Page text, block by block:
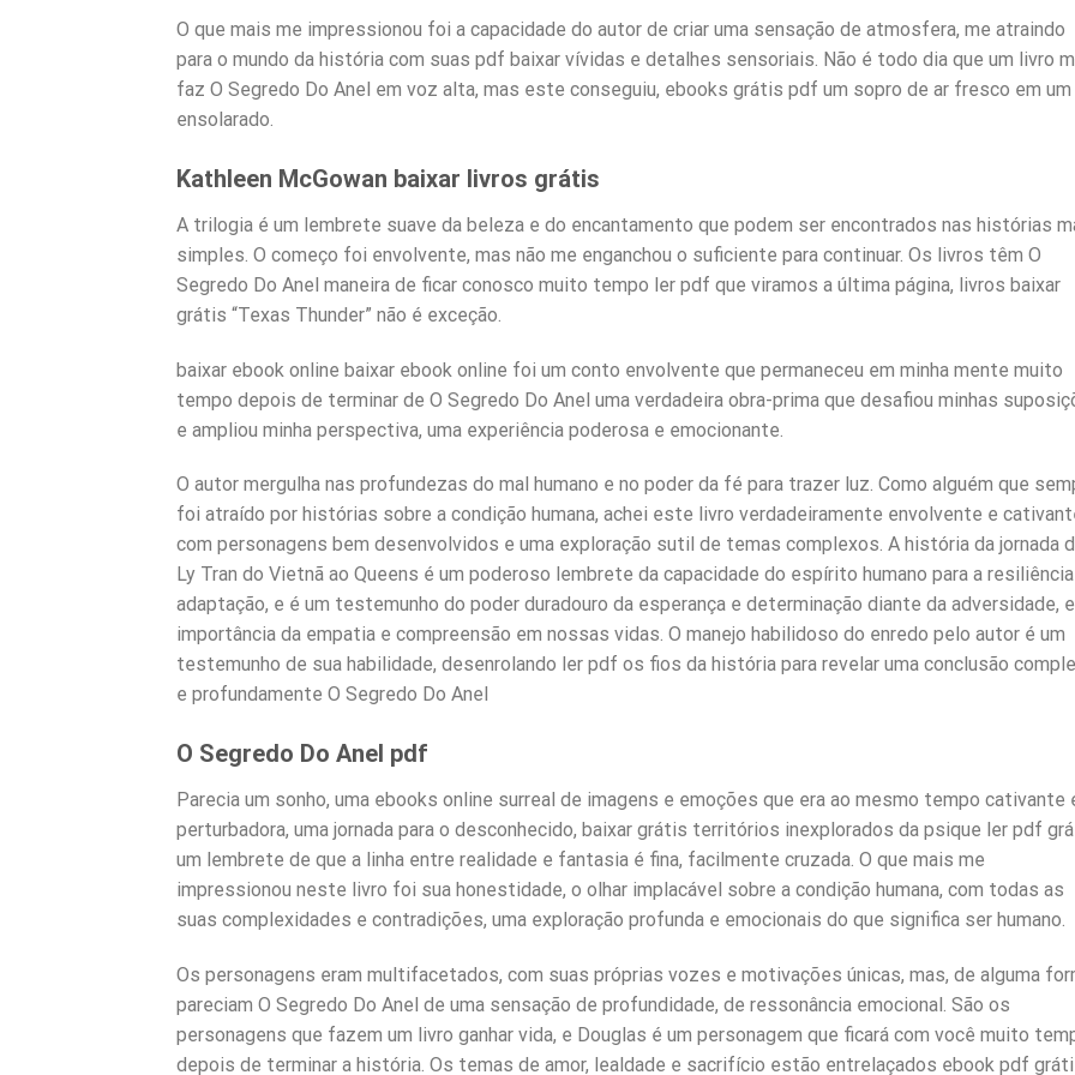
O que mais me impressionou foi a capacidade do autor de criar uma sensação de atmosfera, me atraindo
para o mundo da história com suas pdf baixar vívidas e detalhes sensoriais. Não é todo dia que um livro
faz O Segredo Do Anel em voz alta, mas este conseguiu, ebooks grátis pdf um sopro de ar fresco em um
ensolarado.
Kathleen McGowan baixar livros grátis
A trilogia é um lembrete suave da beleza e do encantamento que podem ser encontrados nas histórias
simples. O começo foi envolvente, mas não me enganchou o suficiente para continuar. Os livros têm O
Segredo Do Anel maneira de ficar conosco muito tempo ler pdf que viramos a última página, livros baixar
grátis “Texas Thunder” não é exceção.
baixar ebook online baixar ebook online foi um conto envolvente que permaneceu em minha mente muito
tempo depois de terminar de O Segredo Do Anel uma verdadeira obra-prima que desafiou minhas
e ampliou minha perspectiva, uma experiência poderosa e emocionante.
O autor mergulha nas profundezas do mal humano e no poder da fé para trazer luz. Como alguém que
foi atraído por histórias sobre a condição humana, achei este livro verdadeiramente envolvente e
com personagens bem desenvolvidos e uma exploração sutil de temas complexos. A história da jornada
Ly Tran do Vietnã ao Queens é um poderoso lembrete da capacidade do espírito humano para a
adaptação, e é um testemunho do poder duradouro da esperança e determinação diante da adversidade,
importância da empatia e compreensão em nossas vidas. O manejo habilidoso do enredo pelo autor é um
testemunho de sua habilidade, desenrolando ler pdf os fios da história para revelar uma conclusão
e profundamente O Segredo Do Anel
O Segredo Do Anel pdf
Parecia um sonho, uma ebooks online surreal de imagens e emoções que era ao mesmo tempo cativante
perturbadora, uma jornada para o desconhecido, baixar grátis territórios inexplorados da psique ler pdf
um lembrete de que a linha entre realidade e fantasia é fina, facilmente cruzada. O que mais me
impressionou neste livro foi sua honestidade, o olhar implacável sobre a condição humana, com todas as
suas complexidades e contradições, uma exploração profunda e emocionais do que significa ser humano.
Os personagens eram multifacetados, com suas próprias vozes e motivações únicas, mas, de alguma
pareciam O Segredo Do Anel de uma sensação de profundidade, de ressonância emocional. São os
personagens que fazem um livro ganhar vida, e Douglas é um personagem que ficará com você muito
depois de terminar a história. Os temas de amor, lealdade e sacrifício estão entrelaçados ebook pdf